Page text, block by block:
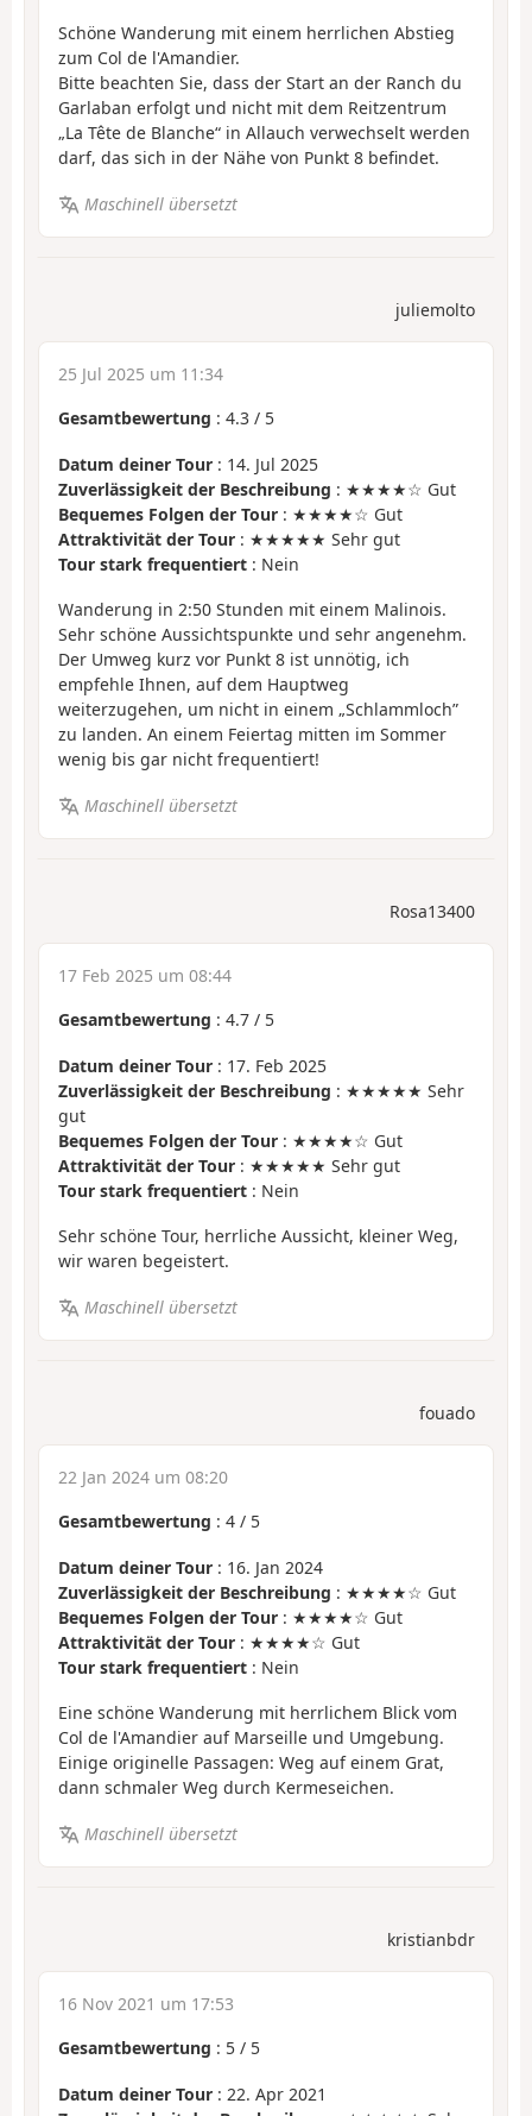
Schöne Wanderung mit einem herrlichen Abstieg
zum Col de l'Amandier.
Bitte beachten Sie, dass der Start an der Ranch du
Garlaban erfolgt und nicht mit dem Reitzentrum
„La Tête de Blanche“ in Allauch verwechselt werden
darf, das sich in der Nähe von Punkt 8 befindet.
Maschinell übersetzt
juliemolto
25 Jul 2025 um 11:34
Gesamtbewertung : 4.3 / 5
Datum deiner Tour : 14. Jul 2025
Zuverlässigkeit der Beschreibung : ★★★★☆ Gut
Bequemes Folgen der Tour : ★★★★☆ Gut
Attraktivität der Tour : ★★★★★ Sehr gut
Tour stark frequentiert : Nein
Wanderung in 2:50 Stunden mit einem Malinois.
Sehr schöne Aussichtspunkte und sehr angenehm.
Der Umweg kurz vor Punkt 8 ist unnötig, ich
empfehle Ihnen, auf dem Hauptweg
weiterzugehen, um nicht in einem „Schlammloch”
zu landen. An einem Feiertag mitten im Sommer
wenig bis gar nicht frequentiert!
Maschinell übersetzt
Rosa13400
17 Feb 2025 um 08:44
Gesamtbewertung : 4.7 / 5
Datum deiner Tour : 17. Feb 2025
Zuverlässigkeit der Beschreibung : ★★★★★ Sehr
gut
Bequemes Folgen der Tour : ★★★★☆ Gut
Attraktivität der Tour : ★★★★★ Sehr gut
Tour stark frequentiert : Nein
Sehr schöne Tour, herrliche Aussicht, kleiner Weg,
wir waren begeistert.
Maschinell übersetzt
fouado
22 Jan 2024 um 08:20
Gesamtbewertung : 4 / 5
Datum deiner Tour : 16. Jan 2024
Zuverlässigkeit der Beschreibung : ★★★★☆ Gut
Bequemes Folgen der Tour : ★★★★☆ Gut
Attraktivität der Tour : ★★★★☆ Gut
Tour stark frequentiert : Nein
Eine schöne Wanderung mit herrlichem Blick vom
Col de l'Amandier auf Marseille und Umgebung.
Einige originelle Passagen: Weg auf einem Grat,
dann schmaler Weg durch Kermeseichen.
Maschinell übersetzt
kristianbdr
16 Nov 2021 um 17:53
Gesamtbewertung : 5 / 5
Datum deiner Tour : 22. Apr 2021